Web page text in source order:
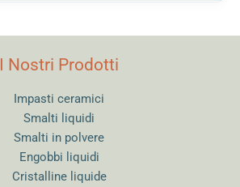
I Nostri Prodotti
Impasti ceramici
Smalti liquidi
Smalti in polvere
Engobbi liquidi
Cristalline liquide